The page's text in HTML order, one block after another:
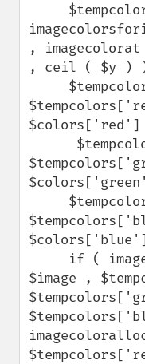
,
, ceil ( $y )
$colors['red']
$image ,